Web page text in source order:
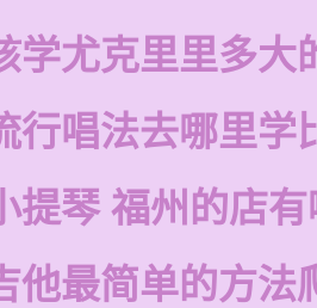
学尤克里里多大
行唱法去哪里学
提琴 福州的店
他最简单的方法